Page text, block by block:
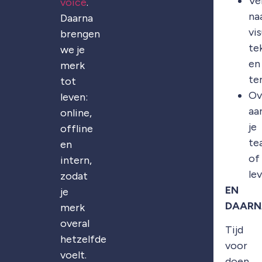
Daarna
brengen
we je
merk
tot
leven:
online,
offline
en
intern,
zodat
je
merk
overal
hetzelfde
voelt.
en
je
of
EN
Tijd
voor